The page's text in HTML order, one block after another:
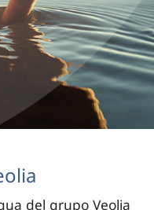
del grupo Veolia